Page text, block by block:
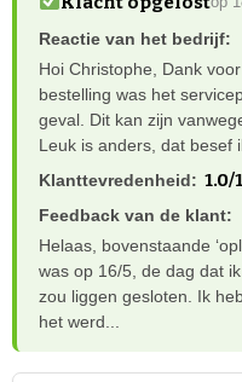
Reactie van het bedrijf:
Hoi Christophe, Dank
bestelling was het
geval. Dit kan zijn
Leuk is anders, dat besef
Klanttevredenheid: 1.0/
Feedback van de klant:
Helaas, bovenstaande
was op 16/5, de dag dat
zou liggen gesloten. Ik
het werd...